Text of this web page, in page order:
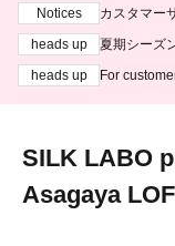
Notices
カスタマー
heads up
夏期シーズ
heads up
For
SILK LABO
Asagaya